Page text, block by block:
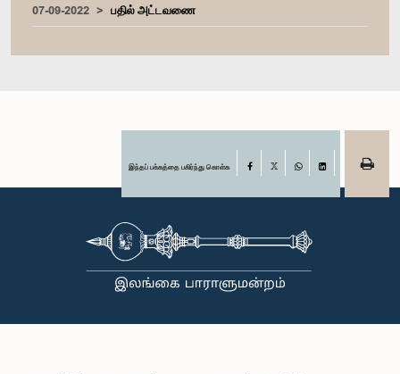
07-09-2022 பதில் அட்டவணை
இந்தப் பக்கத்தை பகிர்ந்து கொள்க Facebook